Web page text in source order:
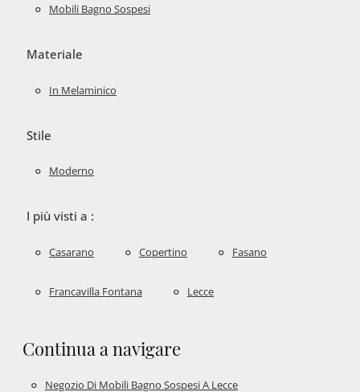
Mobili Bagno Sospesi
Materiale
In Melaminico
Stile
Moderno
I più visti a :
Casarano Copertino Fasano
Francavilla Fontana Lecce
Continua a navigare
Negozio Di Mobili Bagno Sospesi A Lecce